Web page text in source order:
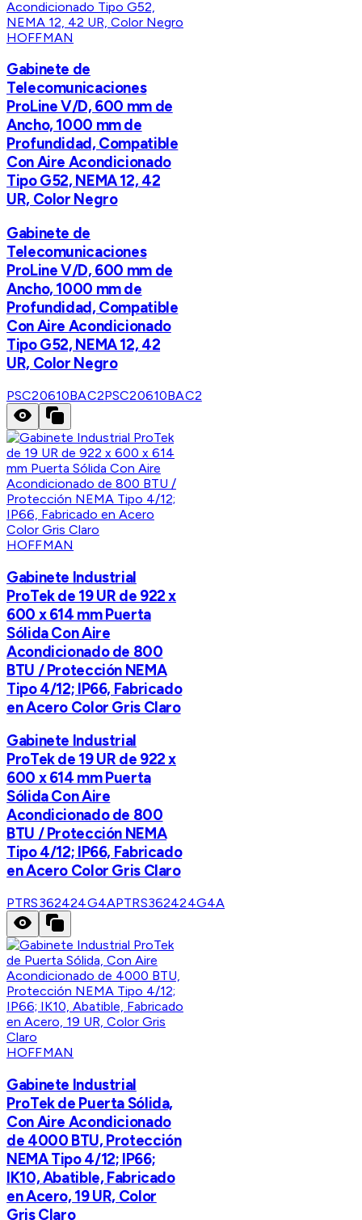
HOFFMAN
Gabinete de
Telecomunicaciones
ProLine V/D, 600 mm de
Ancho, 1000 mm de
Profundidad, Compatible
Con Aire Acondicionado
Tipo G52, NEMA 12, 42
UR, Color Negro
Gabinete de
Telecomunicaciones
ProLine V/D, 600 mm de
Ancho, 1000 mm de
Profundidad, Compatible
Con Aire Acondicionado
Tipo G52, NEMA 12, 42
UR, Color Negro
PSC20610BAC2PSC20610BAC2
HOFFMAN
Gabinete Industrial
ProTek de 19 UR de 922 x
600 x 614 mm Puerta
Sólida Con Aire
Acondicionado de 800
BTU / Protección NEMA
Tipo 4/12; IP66, Fabricado
en Acero Color Gris Claro
Gabinete Industrial
ProTek de 19 UR de 922 x
600 x 614 mm Puerta
Sólida Con Aire
Acondicionado de 800
BTU / Protección NEMA
Tipo 4/12; IP66, Fabricado
en Acero Color Gris Claro
PTRS362424G4APTRS362424G4A
HOFFMAN
Gabinete Industrial
ProTek de Puerta Sólida,
Con Aire Acondicionado
de 4000 BTU, Protección
NEMA Tipo 4/12; IP66;
IK10, Abatible, Fabricado
en Acero, 19 UR, Color
Gris Claro